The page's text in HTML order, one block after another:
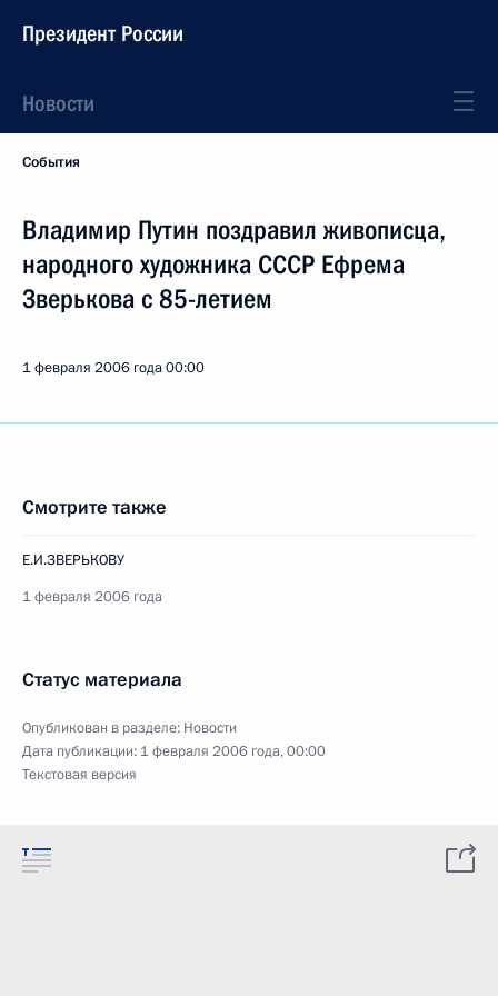
Президент России
Новости
События
Владимир Путин поздравил живописца,
народного художника СССР Ефрема
Зверькова с 85-летием
1 февраля 2006 года00:00
Смотрите также
Е.И.ЗВЕРЬКОВУ
1 февраля 2006 года
Статус материала
Опубликован в разделе: Новости
Дата публикации: 1 февраля 2006 года, 00:00
Текстовая версия